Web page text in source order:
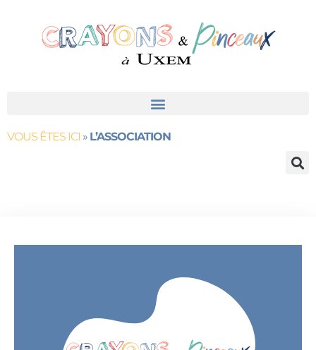
VOUS ÊTES ICI » L’ASSOCIATION